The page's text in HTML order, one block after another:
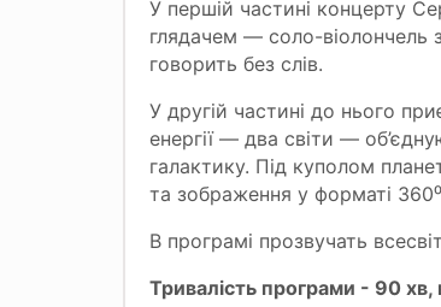
У першій частині концерту
глядачем — соло-віолончель
говорить без слів.
У другій частині до нього
енергії — два світи —
галактику. Під куполом
та зображення у форматі
В програмі прозвучать
Тривалість програми - 90 хв,